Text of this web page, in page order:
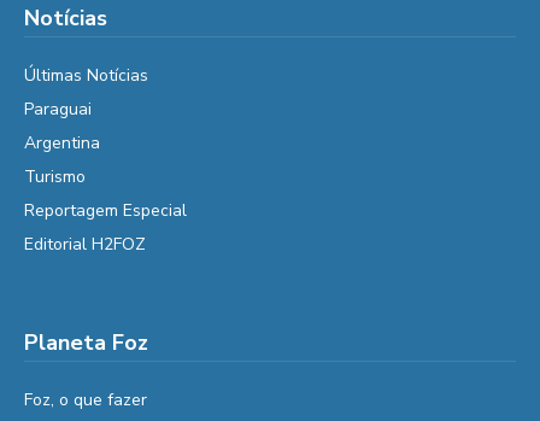
Notícias
Últimas Notícias
Paraguai
Argentina
Turismo
Reportagem Especial
Editorial H2FOZ
Planeta Foz
Foz, o que fazer